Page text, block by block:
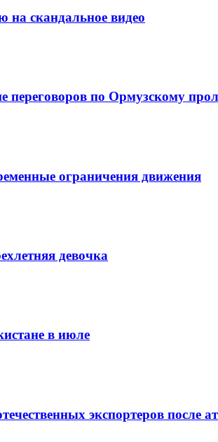
скандальное видео
переговоров по Ормузскому
ограничения движения
девочка
в июле
экспортеров после